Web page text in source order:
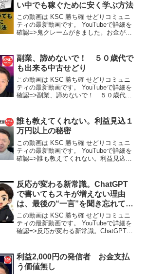
い中でも稼ぐために安く学ぶ方法
この動画は KSC 勝ち確 せどりコミュニ
ティの最新動画です。 YouTubeで詳細を
確認=>鬼クレームがきました。お金がな
副業、諦めないで！ ５０歳代で
も出来る中古せどり
この動画は KSC 勝ち確 せどりコミュニ
ティの最新動画です。 YouTubeで詳細を
確認=>副業、諦めないで！ ５０歳代で
誰も教えてくれない。利益見込１
万円以上の秘密
この動画は KSC 勝ち確 せどりコミュニ
ティの最新動画です。 YouTubeで詳細を
確認=>誰も教えてくれない。利益見込１
反応が変わる新常識。ChatGPT
で書いてもスキが増えない理由
は、最後の“一言”を聞き忘れてい
るからです
この動画は KSC 勝ち確 せどりコミュニ
ティの最新動画です。 YouTubeで詳細を
確認=>反応が変わる新常識。ChatGPTで
利益2,000円の発信者 お金支払
う価値無し